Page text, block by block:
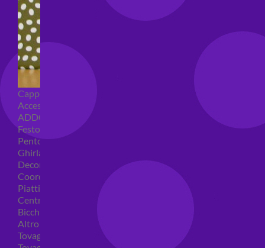
Cappellini per feste
Accessori per feste
ADDOBBI COMPLEANNO
Festoni compleanno
Pentolacce
Ghirlande decorative
Decorazioni tavola
Coordinati tavola per feste
Piatti compleanno
Centrotavola
Bicchieri feste
Altro
Tovaglioli